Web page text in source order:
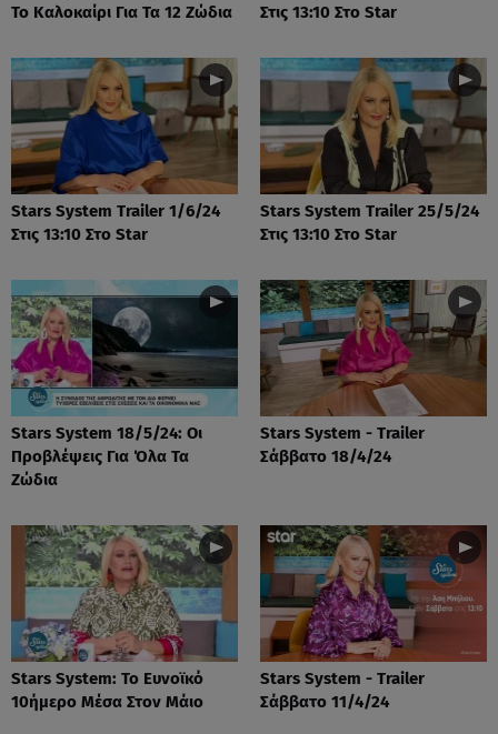
Το Καλοκαίρι Για Τα 12 Ζώδια
Στις 13:10 Στο Star
Stars System Trailer 1/6/24
Στις 13:10 Στο Star
Stars System Trailer 25/5/24
Στις 13:10 Στο Star
Stars System 18/5/24: Οι
Προβλέψεις Για Όλα Τα
Ζώδια
Stars System - Trailer
Σάββατο 18/4/24
Stars System: Το Ευνοϊκό
10ήμερο Μέσα Στον Μάιο
Stars System - Trailer
Σάββατο 11/4/24